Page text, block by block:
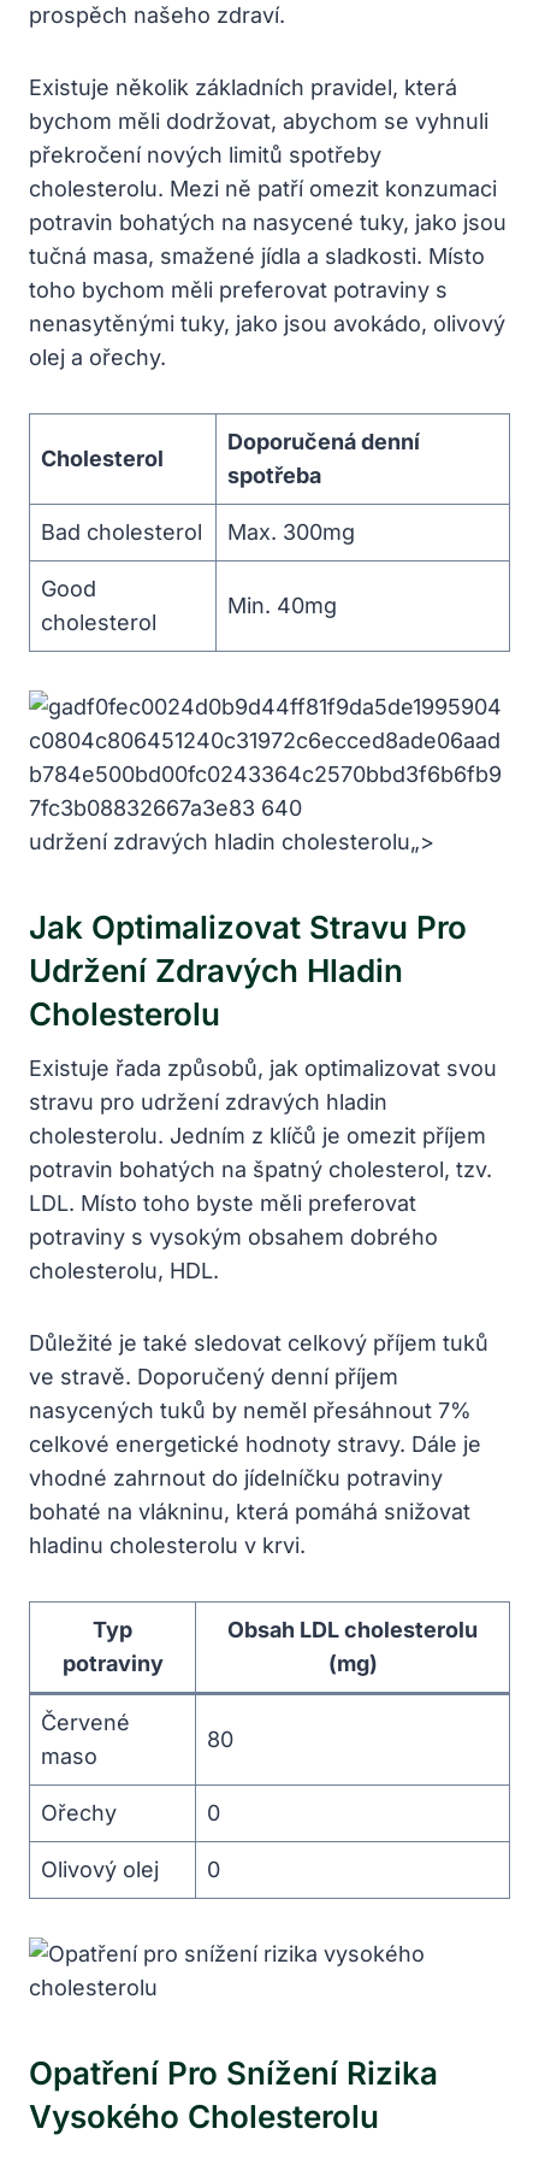
prospěch našeho zdraví.
Existuje několik základních pravidel, která
bychom měli dodržovat, abychom se vyhnuli
překročení nových limitů spotřeby
cholesterolu. Mezi ně patří omezit konzumaci
potravin bohatých na nasycené tuky, jako jsou
tučná masa, smažené jídla a sladkosti. Místo
toho bychom měli preferovat potraviny s
nenasytěnými tuky, jako jsou avokádo, olivový
olej a ořechy.
Cholesterol
Doporučená denní
spotřeba
Bad cholesterol Max. 300mg
Good
cholesterol
Min. 40mg
udržení zdravých hladin cholesterolu„>
Jak Optimalizovat Stravu Pro
Udržení Zdravých Hladin
Cholesterolu
Existuje řada způsobů, jak optimalizovat svou
stravu pro udržení zdravých hladin
cholesterolu. Jedním z klíčů je omezit příjem
potravin bohatých na špatný cholesterol, tzv.
LDL. Místo toho byste měli preferovat
potraviny s vysokým obsahem dobrého
cholesterolu, HDL.
Důležité je také sledovat celkový příjem tuků
ve stravě. Doporučený denní příjem
nasycených tuků by neměl přesáhnout 7%
celkové energetické hodnoty stravy. Dále je
vhodné zahrnout do jídelníčku potraviny
bohaté na vlákninu, která pomáhá snižovat
hladinu cholesterolu v krvi.
Typ
potraviny
Obsah LDL cholesterolu
(mg)
Červené
maso
80
Ořechy 0
Olivový olej 0
Opatření Pro Snížení Rizika
Vysokého Cholesterolu